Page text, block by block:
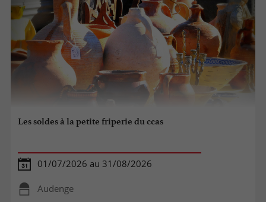
Les soldes à la petite friperie du ccas
01/07/2026 au 31/08/2026
Audenge